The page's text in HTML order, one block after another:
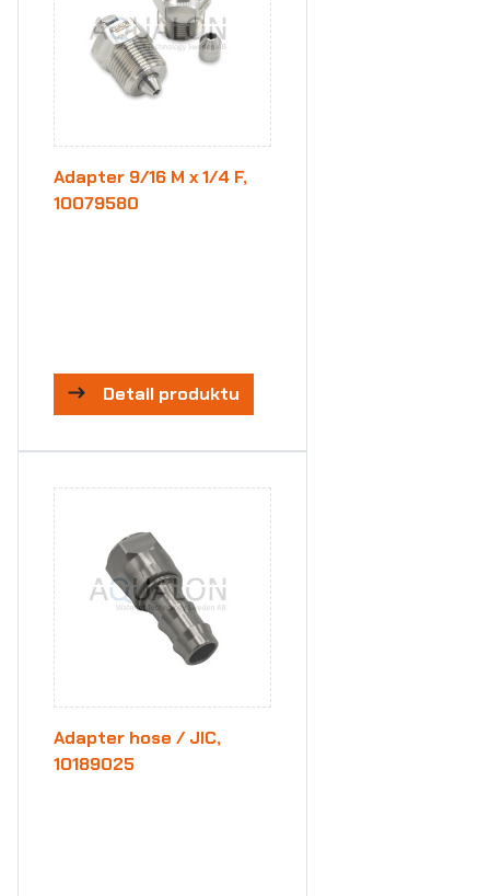
Adapter 9/16 M x 1/4 F,
10079580
Detail produktu
Adapter hose / JIC,
10189025